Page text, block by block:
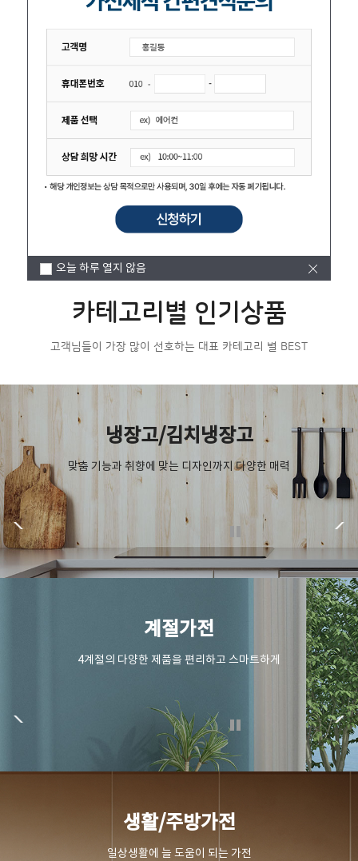
오늘 하루 열지 않음
[KLASSE] 냉난방 벽걸이
7평형 ARA9H07RWS(AK)
960,000
카테고리별 인기상품
고객님들이 가장 많이 선호하는 대표 카테고리 별 BEST
냉장고/김치냉장고
맞춤 기능과 취향에 맞는 디자인까지 다양한 매력
계절가전
4계절의 다양한 제품을 편리하고 스마트하게
생활/주방가전
일상생활에 늘 도움이 되는 가전